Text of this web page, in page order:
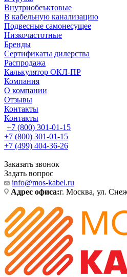
Внутриобеъктовые
В кабельную канализацию
Подвесные самонесущее
Низкочастотные
Бренды
Сертификаты дилерства
Распродажа
Калькулятор ОКЛ-ПР
Компания
О компании
Отзывы
Контакты
Контакты
+7 (800) 301-01-15
+7 (800) 301-01-15
+7 (499) 404-36-26
Заказать звонок
Задать вопрос
info@mos-kabel.ru
Адрес офиса:г. Москва, ул.